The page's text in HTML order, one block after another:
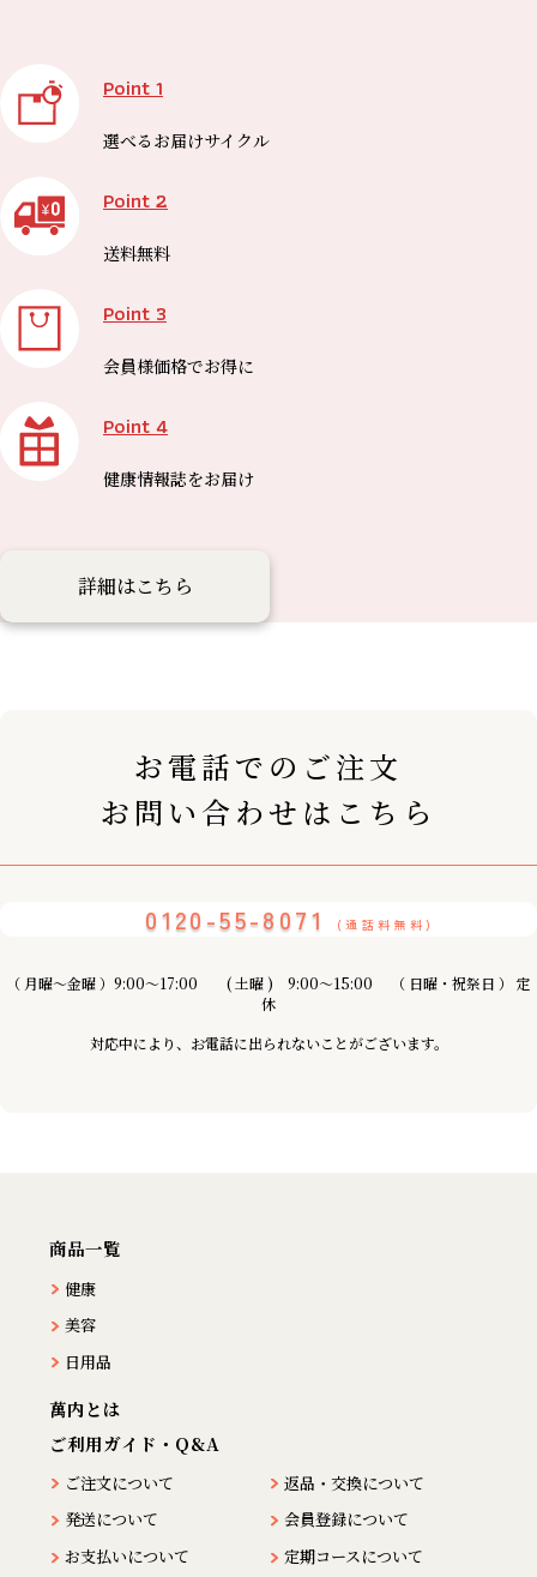
Point 1
選べる お届けサイクル
Point 2
送料無料
Point 3
会員様価格でお得に
Point 4
健康情報誌をお届け
詳細はこちら
お電話でのご注文
お問い合わせはこちら
0120-55-8071 (通話料無料)
（ 月曜〜金曜 ）9:00～17:00 ( 土曜 ) 9:00〜15:00 （ 日曜・祝祭日 ） 定
休
対応中により、お電話に出られないことがございます。
商品一覧
健康
美容
日用品
萬内とは
ご利用ガイド・Q&A
ご注文について
返品・交換について
発送について
会員登録について
お支払いについて
定期コースについて